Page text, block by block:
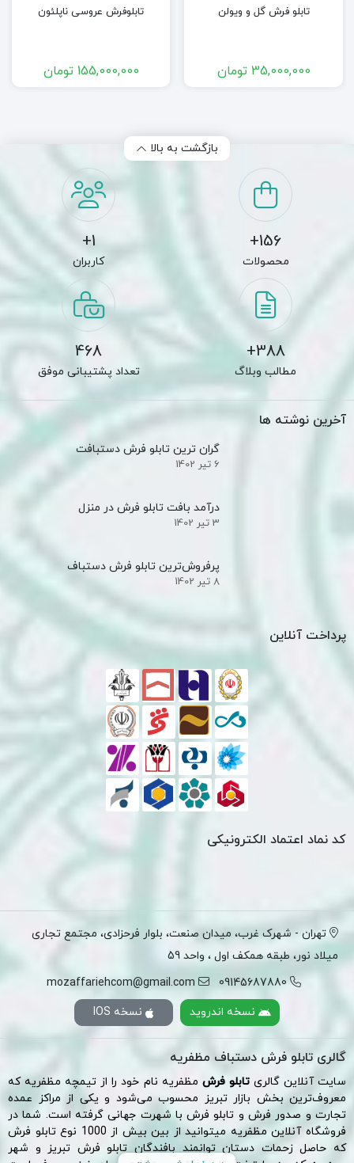
تابلو فرش گل و ویولن
35,000,000 تومان
تابلوفرش عروسی ناپلئون
155,000,000 تومان
بازگشت به بالا
156+
محصولات
1+
کاربران
388+
مطالب وبلاگ
468
تعداد پشتیبانی موفق
آخرین نوشته ها
گران ترین تابلو فرش دستبافت
6 تیر 1402
درآمد بافت تابلو فرش در منزل
3 تیر 1402
پرفروش‌ترین تابلو فرش دستباف
8 تیر 1402
پرداخت آنلاین
کد نماد اعتماد الکترونیکی
تهران - شهرک غرب، میدان صنعت، بلوار فرحزادی، مجتمع تجاری
میلاد نور، طبقه همکف اول ، واحد 59
09145687880
mozaffariehcom@gmail.com
نسخه اندروید
نسخه IOS
گالری تابلو فرش دستباف مظفریه
سایت آنلاین گالریتابلو فرش مظفریه نام خود را از تیمچه مظفریه که
معروف‌ترین بخش بازار تبریز
محسوب می‌شود و یکی از مراکز عمده
تجارت و صدور فرش و تابلو فرش با شهرت جهانی گرفته است. شما در
فروشگاه آنلاین مظفریه میتوانید از بین بیش از 1000 نوع تابلو فرش
که حاصل زحمات دستان توانمند بافندگان تابلو فرش تبریز و شهر